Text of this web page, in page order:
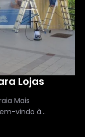
Lojas
Mais
vindo à...